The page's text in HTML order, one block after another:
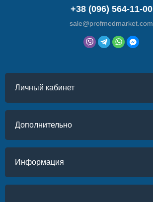
+38 (096) 564-11-00
sale@profmedmarket.com
Личный кабинет
Дополнительно
Информация